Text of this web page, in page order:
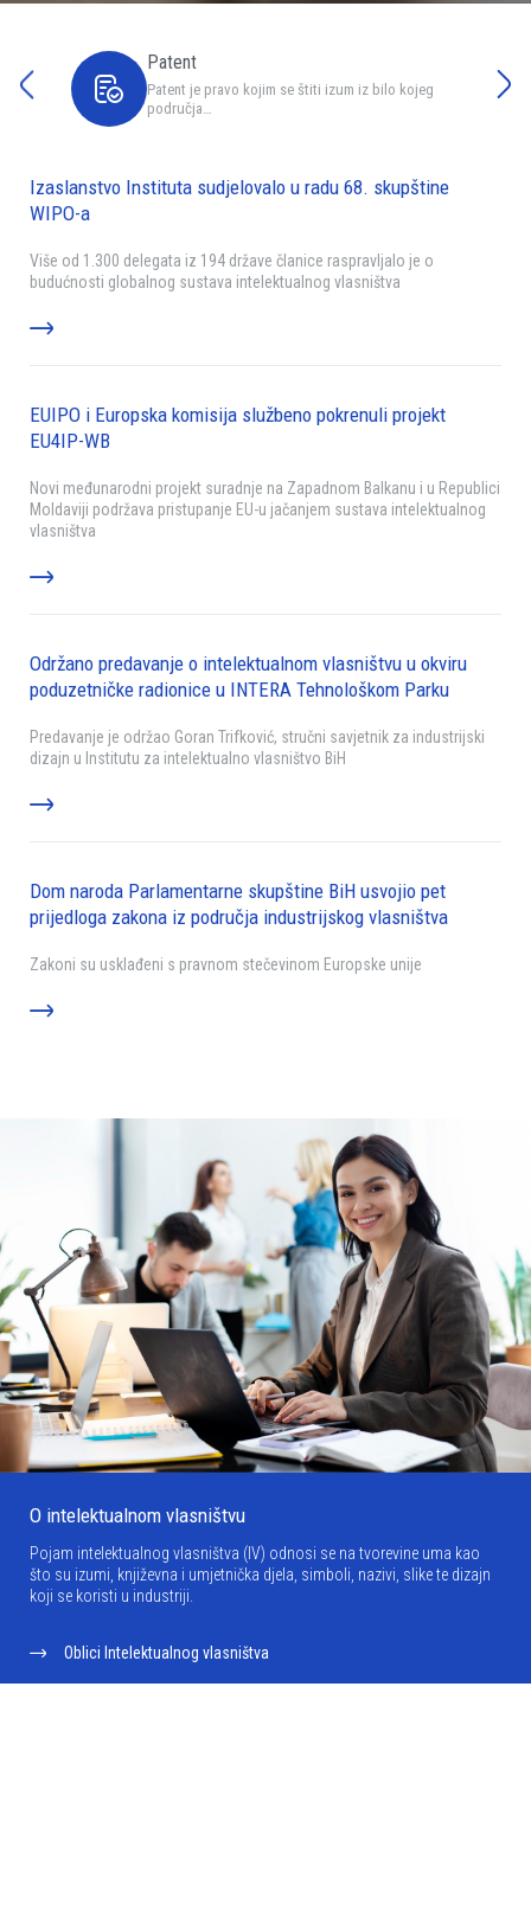
Patent
Patent je pravo kojim se štiti izum iz bilo kojeg
područja…
Izaslanstvo Instituta sudjelovalo u radu 68. skupštine
WIPO-a
Više od 1.300 delegata iz 194 države članice raspravljalo je o
budućnosti globalnog sustava intelektualnog vlasništva
EUIPO i Europska komisija službeno pokrenuli projekt
EU4IP-WB
Novi međunarodni projekt suradnje na Zapadnom Balkanu i u Republici
Moldaviji podržava pristupanje EU-u jačanjem sustava intelektualnog
vlasništva
Održano predavanje o intelektualnom vlasništvu u okviru
poduzetničke radionice u INTERA Tehnološkom Parku
Predavanje je održao Goran Trifković, stručni savjetnik za industrijski
dizajn u Institutu za intelektualno vlasništvo BiH
Dom naroda Parlamentarne skupštine BiH usvojio pet
prijedloga zakona iz područja industrijskog vlasništva
Zakoni su usklađeni s pravnom stečevinom Europske unije
O intelektualnom vlasništvu
Pojam intelektualnog vlasništva (IV) odnosi se na tvorevine uma kao
što su izumi, književna i umjetnička djela, simboli, nazivi, slike te dizajn
koji se koristi u industriji.
Oblici Intelektualnog vlasništva